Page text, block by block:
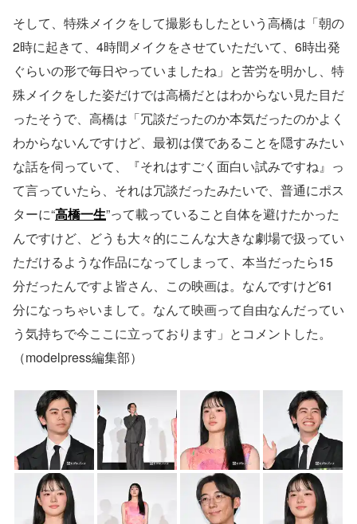
そして、特殊メイクをして撮影もしたという高橋は「朝の
2時に起きて、4時間メイクをさせていただいて、6時出発
ぐらいの形で毎日やっていましたね」と苦労を明かし、特
殊メイクをした姿だけでは高橋だとはわからない見た目だ
ったそうで、高橋は「冗談だったのか本気だったのかよく
わからないんですけど、最初は僕であることを隠すみたい
な話を伺っていて、『それはすごく面白い試みですね』っ
て言っていたら、それは冗談だったみたいで、普通にポス
ターに“高橋一生”って載っていること自体を避けたかった
んですけど、どうも大々的にこんな大きな劇場で扱ってい
ただけるような作品になってしまって、本当だったら15
分だったんですよ皆さん、この映画は。なんですけど61
分になっちゃいまして。なんて映画って自由なんだってい
う気持ちで今ここに立っております」とコメントした。
（modelpress編集部）